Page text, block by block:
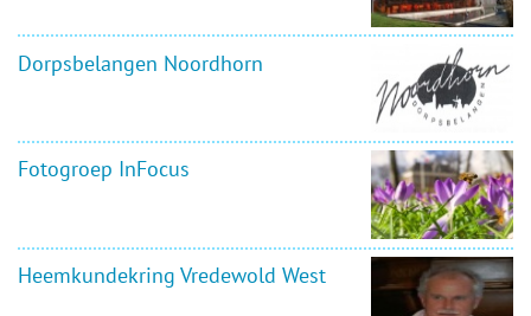
Dorpsbelangen Noordhorn
Fotogroep InFocus
Heemkundekring Vredewold West